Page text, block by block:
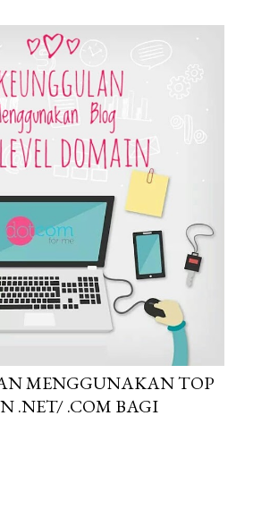
MENGGUNAKAN TOP
.NET/ .COM BAGI